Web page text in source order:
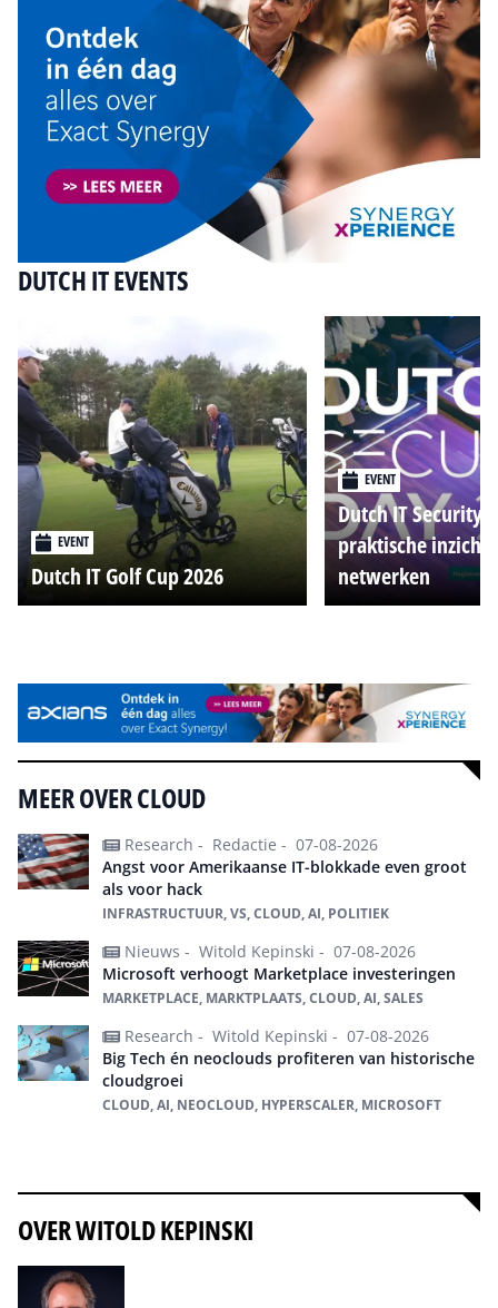
DUTCH IT EVENTS
EVENT
Dutch IT Golf Cup 2026
EVENT
Dutch IT Security
praktische
netwerken
MEER OVER CLOUD
Research - Redactie - 07-08-2026
Angst voor Amerikaanse IT-blokkade even groot
als voor hack
INFRASTRUCTUUR, VS, CLOUD, AI, POLITIEK
Nieuws - Witold Kepinski - 07-08-2026
Microsoft verhoogt Marketplace investeringen
MARKETPLACE, MARKTPLAATS, CLOUD, AI, SALES
Research - Witold Kepinski - 07-08-2026
Big Tech én neoclouds profiteren van historische
cloudgroei
CLOUD, AI, NEOCLOUD, HYPERSCALER, MICROSOFT
OVER WITOLD KEPINSKI